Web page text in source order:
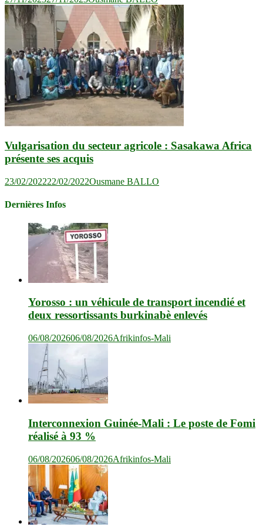
Vulgarisation du secteur agricole : Sasakawa Africa
présente ses acquis
23/02/202222/02/2022Ousmane BALLO
Dernières Infos
Yorosso : un véhicule de transport incendié et
deux ressortissants burkinabè enlevés
06/08/202606/08/2026Afrikinfos-Mali
Interconnexion Guinée-Mali : Le poste de Fomi
réalisé à 93 %
06/08/202606/08/2026Afrikinfos-Mali